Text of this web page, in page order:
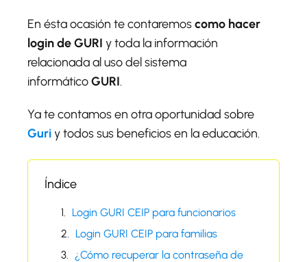
En ésta ocasión te contaremoscomo hacer
login de GURI y toda la información
relacionada al uso del sistema
informáticoGURI.
Ya te contamos en otra oportunidad sobre
Guriy todos sus beneficios en la educación.
Índice
Login GURI CEIP para funcionarios
Login GURI CEIP para familias
¿Cómo recuperar la contraseña de